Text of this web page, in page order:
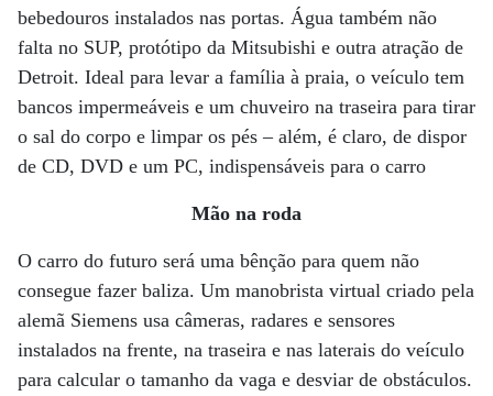
bebedouros instalados nas portas. Água também não
falta no SUP, protótipo da Mitsubishi e outra atração de
Detroit. Ideal para levar a família à praia, o veículo tem
bancos impermeáveis e um chuveiro na traseira para tirar
o sal do corpo e limpar os pés – além, é claro, de dispor
de CD, DVD e um PC, indispensáveis para o carro
Mão na roda
O carro do futuro será uma bênção para quem não
consegue fazer baliza. Um manobrista virtual criado pela
alemã Siemens usa câmeras, radares e sensores
instalados na frente, na traseira e nas laterais do veículo
para calcular o tamanho da vaga e desviar de obstáculos.